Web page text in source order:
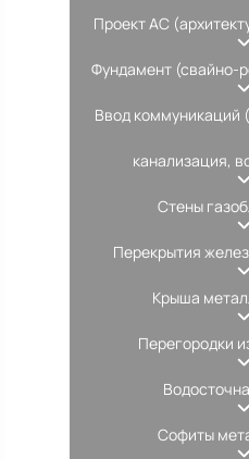
Проект АС
Фундамент (свайно-
Ввод коммуникаций
канализация,
Стены
Перекрытия
Крыша
Перегородки
Софиты